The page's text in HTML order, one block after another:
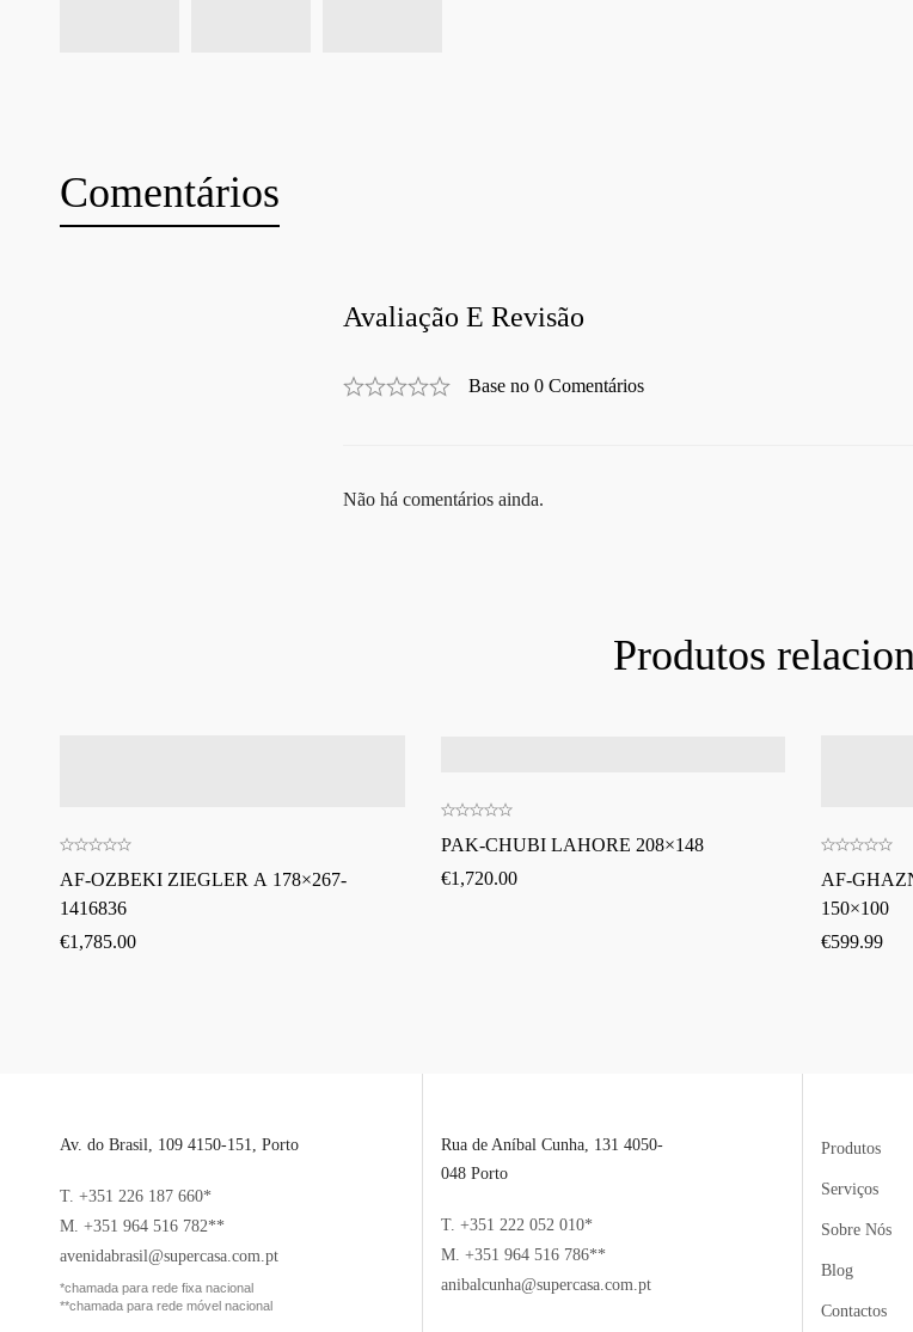
Comentários
Avaliação E Revisão
Base no 0 Comentários
Não há comentários ainda.
Produtos
AF-OZBEKI ZIEGLER A 178×267-
1416836
€1,785.00
PAK-CHUBI LAHORE 208×148
€1,720.00
AF-
150×100
€599.99
Av. do Brasil, 109 4150-151, Porto
T. +351 226 187 660*
M. +351 964 516 782**
avenidabrasil@supercasa.com.pt
*chamada para rede fixa nacional
**chamada para rede móvel nacional
Rua de Aníbal Cunha, 131 4050-
048 Porto
T. +351 222 052 010*
M. +351 964 516 786**
anibalcunha@supercasa.com.pt
Produtos
Serviços
Sobre Nós
Blog
Contactos